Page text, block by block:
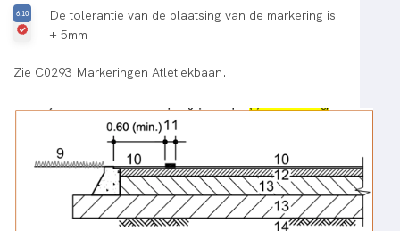
De tolerantie van de plaatsing van de markering is
+ 5mm
Zie C0293 Markeringen Atletiekbaan.